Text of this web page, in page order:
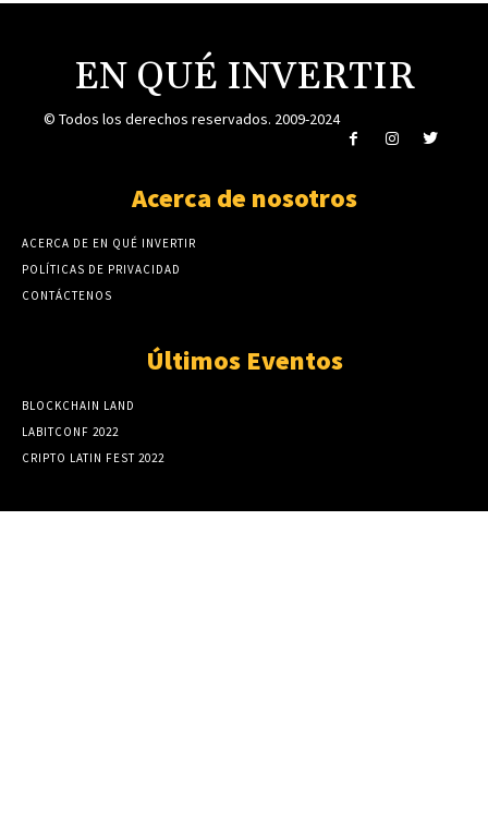
EN QUÉ INVERTIR
© Todos los derechos reservados. 2009-2024
Acerca de nosotros
ACERCA DE EN QUÉ INVERTIR
POLÍTICAS DE PRIVACIDAD
CONTÁCTENOS
Últimos Eventos
BLOCKCHAIN LAND
LABITCONF 2022
CRIPTO LATIN FEST 2022